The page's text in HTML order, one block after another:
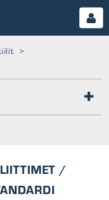
>
NEULAT JA HATUT
/